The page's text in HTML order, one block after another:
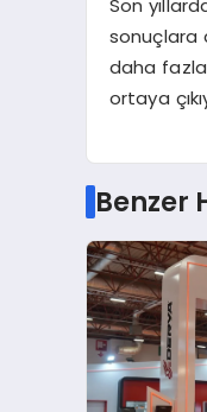
Son
sonuçlara
daha
ortaya
Benzer